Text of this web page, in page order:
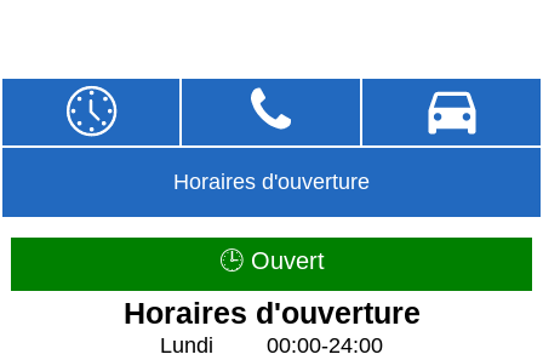
Horaires d'ouverture
🕒 Ouvert
Horaires d'ouverture
Lundi
00:00-24:00